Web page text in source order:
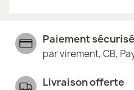
Paiement sécurisé
par virement, CB,
Livraison offerte